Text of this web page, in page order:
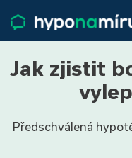
Životní pojištění
Pojištění
Články
O nás
800 688 388
Jak zjistit
Předschválená